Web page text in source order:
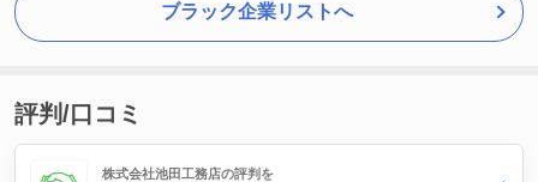
ブラック企業リストへ
評判/口コミ
株式会社池田工務店の評判を